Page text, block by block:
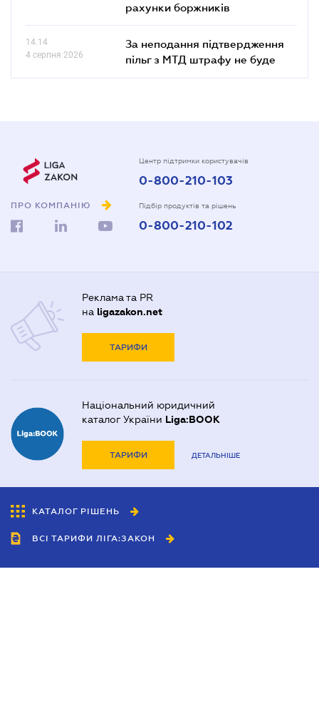
рахунки боржників
14.14
4 серпня 2026
За неподання підтвердження
пільг з МТД штрафу не буде
ПРО КОМПАНІЮ
Центр підтримки користувачів
0-800-210-103
Підбір продуктів та рішень
0-800-210-102
Реклама та PR
на ligazakon.net
ТАРИФИ
Національний юридичний
каталог України Liga:BOOK
ТАРИФИ ДЕТАЛЬНІШЕ
КАТАЛОГ РІШЕНЬ
ВСІ ТАРИФИ ЛІГА:ЗАКОН